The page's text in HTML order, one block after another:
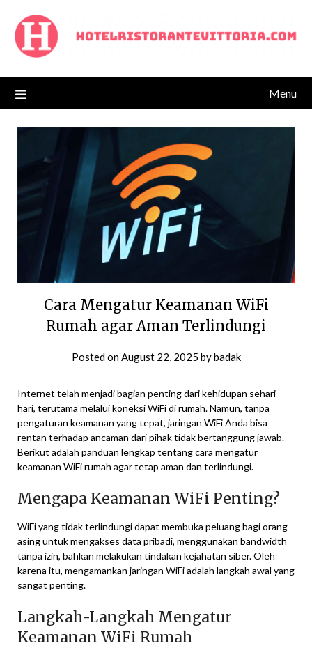
content
Menu
Cara Mengatur Keamanan WiFi
Rumah agar Aman Terlindungi
Posted onAugust 22, 2025 bybadak
Internet telah menjadi bagian penting dari kehidupan sehari-
hari, terutama melalui koneksi WiFi di rumah. Namun, tanpa
pengaturan keamanan yang tepat, jaringan WiFi Anda bisa
rentan terhadap ancaman dari pihak tidak bertanggung jawab.
Berikut adalah panduan lengkap tentang cara mengatur
keamanan WiFi rumah agar tetap aman dan terlindungi.
Mengapa Keamanan WiFi Penting?
WiFi yang tidak terlindungi dapat membuka peluang bagi orang
asing untuk mengakses data pribadi, menggunakan bandwidth
tanpa izin, bahkan melakukan tindakan kejahatan siber. Oleh
karena itu, mengamankan jaringan WiFi adalah langkah awal yang
sangat penting.
Langkah-Langkah Mengatur
Keamanan WiFi Rumah